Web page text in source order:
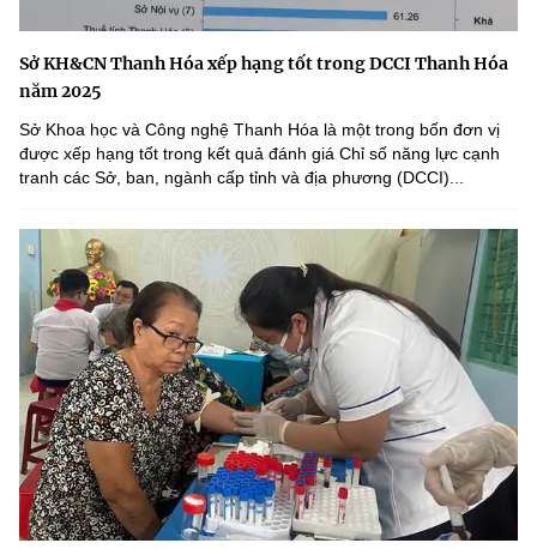
Sở KH&CN Thanh Hóa xếp hạng tốt trong DCCI Thanh Hóa
năm 2025
Sở Khoa học và Công nghệ Thanh Hóa là một trong bốn đơn vị
được xếp hạng tốt trong kết quả đánh giá Chỉ số năng lực cạnh
tranh các Sở, ban, ngành cấp tỉnh và địa phương (DCCI)...